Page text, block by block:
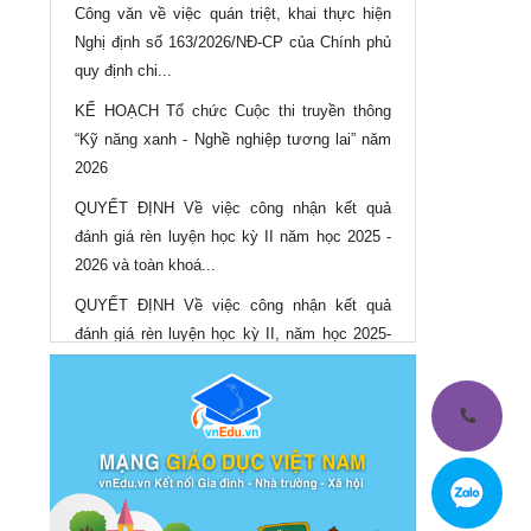
Công văn về việc quán triệt, khai thực hiện
Nghị định số 163/2026/NĐ-CP của Chính phủ
quy định chi...
KẾ HOẠCH Tổ chức Cuộc thi truyền thông
“Kỹ năng xanh - Nghề nghiệp tương lai” năm
2026
QUYẾT ĐỊNH Về việc công nhận kết quả
đánh giá rèn luyện học kỳ II năm học 2025 -
2026 và toàn khoá...
QUYẾT ĐỊNH Về việc công nhận kết quả
đánh giá rèn luyện học kỳ II, năm học 2025-
QUYẾT ĐỊNH Về việc công nhận và cấp bằng
tốt nghiệp cho học sinh, sinh viên trình độ
trung cấp, cao...
QUYẾT ĐỊNH Điều chỉnh mức thu học phí